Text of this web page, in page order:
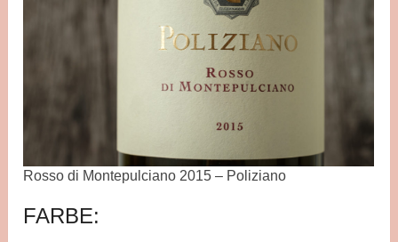
Rosso di Montepulciano 2015 – Poliziano
FARBE: